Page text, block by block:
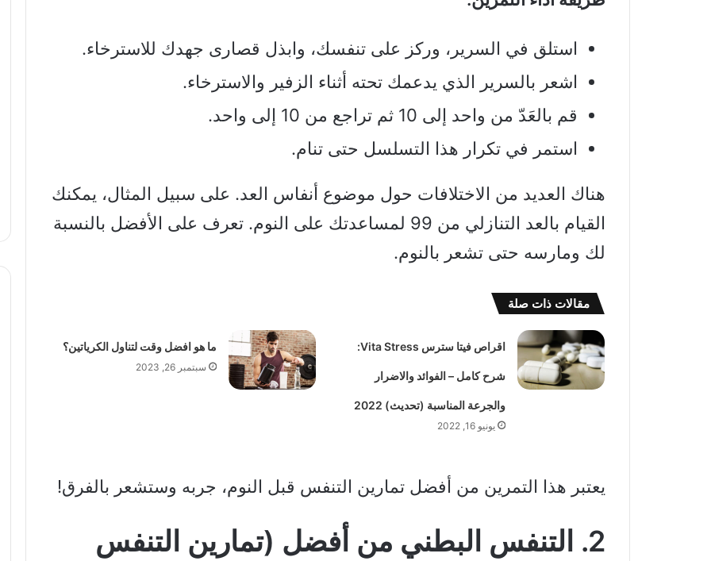
استلق في السرير، وركز على تنفسك، وابذل قصارى جهدك للاسترخاء.
اشعر بالسرير الذي يدعمك تحته أثناء الزفير والاسترخاء.
قم بالعَدّ من واحد إلى 10 ثم تراجع من 10 إلى واحد.
استمر في تكرار هذا التسلسل حتى تنام.
هناك العديد من الاختلافات حول موضوع أنفاس العد. على سبيل المثال، يمكنك
القيام بالعد التنازلي من 99 لمساعدتك على النوم. تعرف على الأفضل بالنسبة
لك ومارسه حتى تشعر بالنوم.
مقالات ذات صلة
اقراص فيتا سترس Vita Stress:
شرح كامل – الفوائد والاضرار
والجرعة المناسبة (تحديث) 2022
يونيو 16, 2022
ما هو افضل وقت لتناول الكرياتين؟
سبتمبر 26, 2023
يعتبر هذا التمرين من أفضل تمارين التنفس قبل النوم، جربه وستشعر بالفرق!
2. التنفس البطني من أفضل (تمارين التنفس